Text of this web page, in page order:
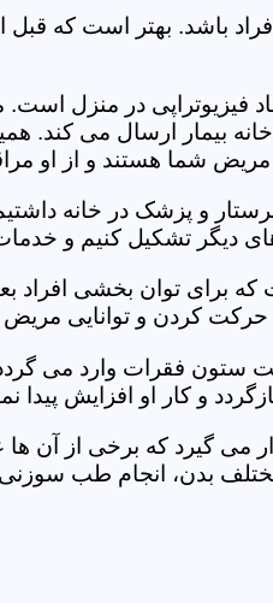
باشد. بهتر است که
در منزل است.
بیمار ارسال می
شما هستند و از او
و پزشک در خانه
دیگر تشکیل کنیم و
برای توان بخشی افراد
حرکت کردن و توانایی
ستون فقرات وارد می
و کار او افزایش پیدا
گیرد که برخی از آن ها
بدن، انجام طب